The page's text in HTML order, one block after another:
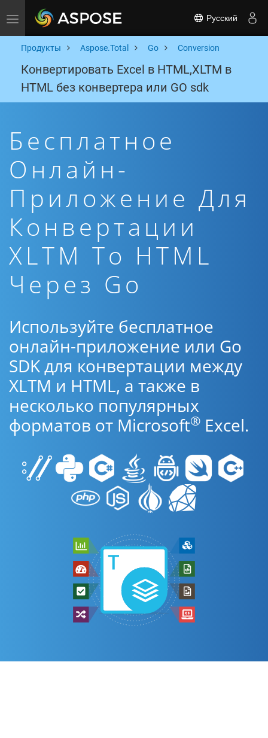
Toggle navigation Русский
Продукты Aspose.Total Go Conversion
Конвертировать Excel в HTML,XLTM в
HTML без конвертера или GO sdk
Бесплатное
Онлайн-
Приложение Для
Конвертации
XLTM To HTML
Через Go
Используйте бесплатное
онлайн-приложение или Go
SDK для конвертации между
XLTM и HTML, а также в
несколько популярных
форматов от Microsoft® Excel.